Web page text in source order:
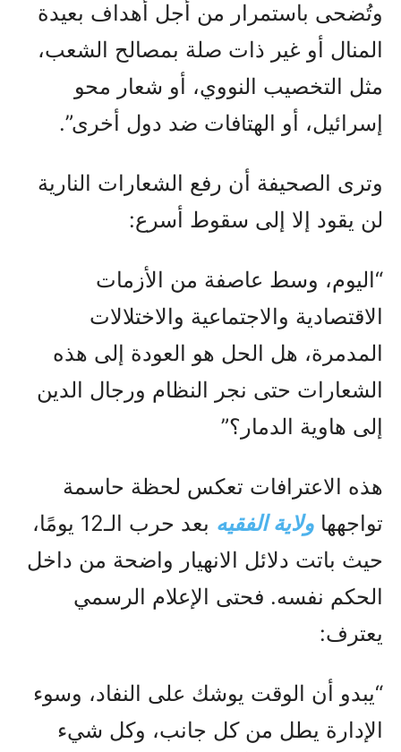
وتُضحى باستمرار من أجل أهداف بعيدة
المنال أو غير ذات صلة بمصالح الشعب،
مثل التخصيب النووي، أو شعار محو
إسرائيل، أو الهتافات ضد دول أخرى”.
وترى الصحيفة أن رفع الشعارات النارية
لن يقود إلا إلى سقوط أسرع:
“اليوم، وسط عاصفة من الأزمات
الاقتصادية والاجتماعية والاختلالات
المدمرة، هل الحل هو العودة إلى هذه
الشعارات حتى نجر النظام ورجال الدين
إلى هاوية الدمار؟”
هذه الاعترافات تعكس لحظة حاسمة
تواجهها ولاية الفقيه
بعد حرب الـ12 يومًا،
حيث باتت دلائل الانهيار واضحة من داخل
الحكم نفسه. فحتى الإعلام الرسمي
يعترف:
“يبدو أن الوقت يوشك على النفاد، وسوء
الإدارة يطل من كل جانب، وكل شيء